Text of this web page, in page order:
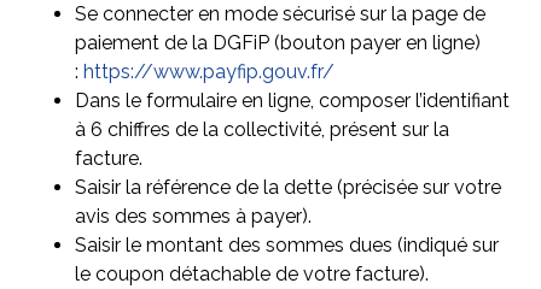
Se connecter en mode sécurisé sur la page de
paiement de la DGFiP (bouton payer en ligne)
:https://www.payfip.gouv.fr/
Dans le formulaire en ligne, composer l’identifiant
à 6 chiffres de la collectivité, présent sur la
facture.
Saisir la référence de la dette (précisée sur votre
avis des sommes à payer).
Saisir le montant des sommes dues (indiqué sur
le coupon détachable de votre facture).